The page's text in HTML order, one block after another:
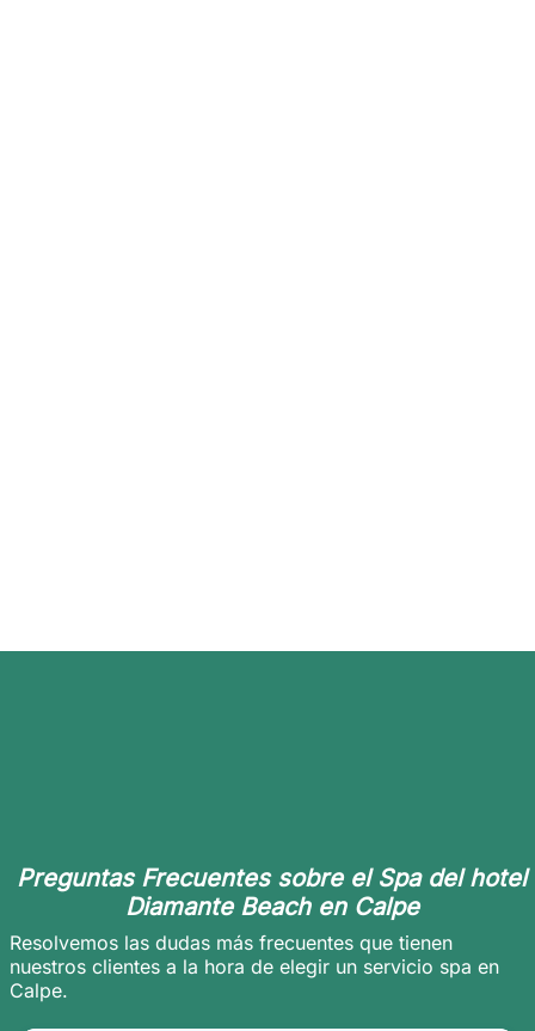
Preguntas Frecuentes sobre el Spa del hotel
Diamante Beach en Calpe
Resolvemos las dudas más frecuentes que tienen
nuestros clientes a la hora de elegir un servicio spa en
Calpe.